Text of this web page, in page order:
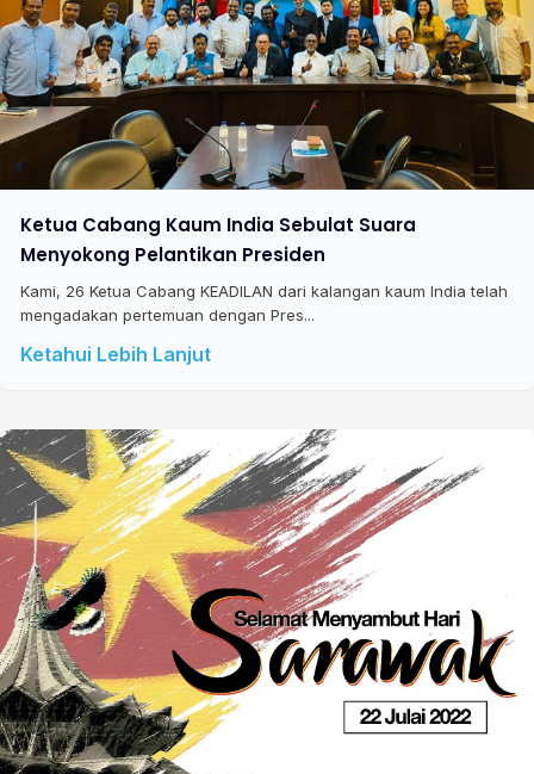
Ketua Cabang Kaum India Sebulat Suara
Menyokong Pelantikan Presiden
Kami, 26 Ketua Cabang KEADILAN dari kalangan kaum India telah
mengadakan pertemuan dengan Pres...
Ketahui Lebih Lanjut